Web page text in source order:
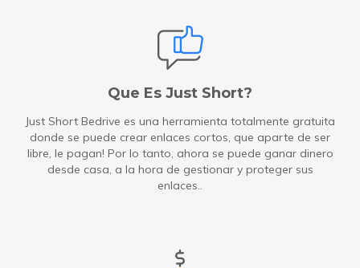
Que Es Just Short?
Just Short Bedrive es una herramienta totalmente gratuita
donde se puede crear enlaces cortos, que aparte de ser
libre, le pagan! Por lo tanto, ahora se puede ganar dinero
desde casa, a la hora de gestionar y proteger sus
enlaces..